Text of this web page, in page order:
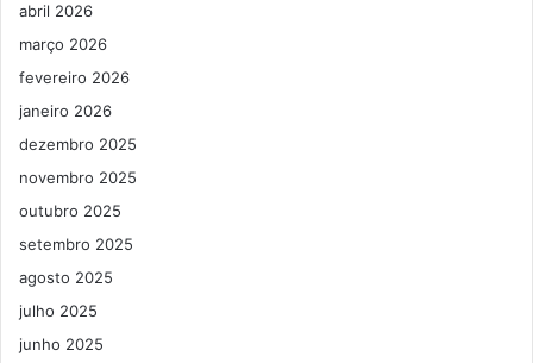
abril 2026
março 2026
fevereiro 2026
janeiro 2026
dezembro 2025
novembro 2025
outubro 2025
setembro 2025
agosto 2025
julho 2025
junho 2025